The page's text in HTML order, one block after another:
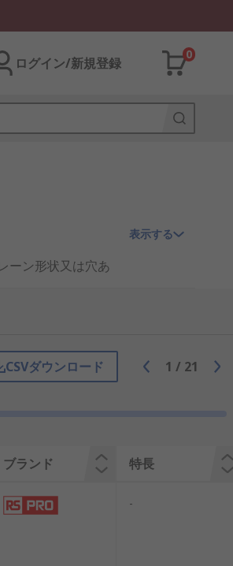
ログイン/新規登録
0
ーン形状又は穴あ
っているうえ
表示する
CSVダウンロード 1 / 21
ブランド 特長
-